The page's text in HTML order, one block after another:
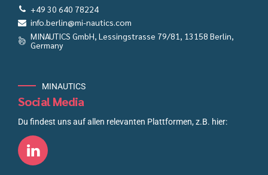
+49 30 640 78224
info.berlin@mi-nautics.com
MINAUTICS GmbH, Lessingstrasse 79/81, 13158 Berlin,
Germany
MINAUTICS
Social Media
Du findest uns auf allen relevanten Plattformen, z.B. hier: